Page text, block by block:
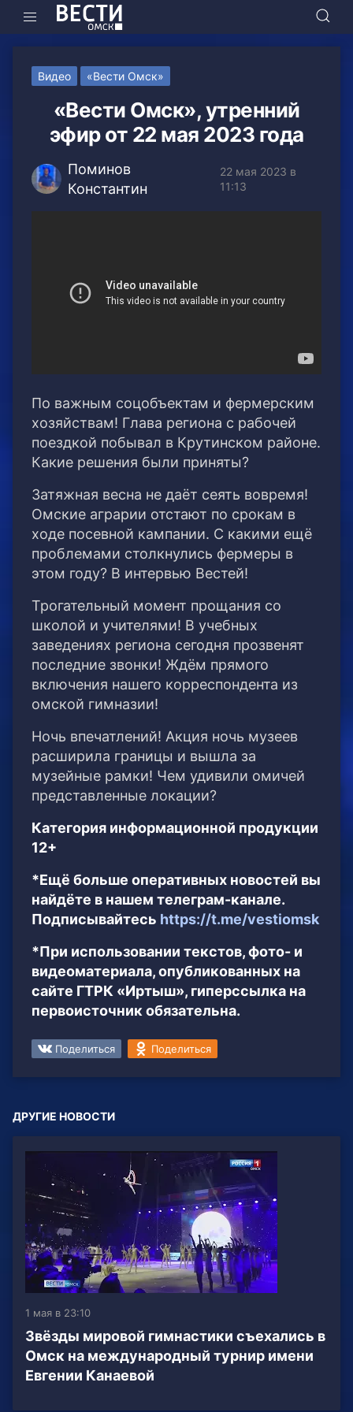
Видео «Вести Омск»
«Вести Омск», утренний
эфир от 22 мая 2023 года
Поминов
Константин
22 мая 2023 в
11:13
По важным соцобъектам и фермерским
хозяйствам! Глава региона с рабочей
поездкой побывал в Крутинском районе.
Какие решения были приняты?
Затяжная весна не даёт сеять вовремя!
Омские аграрии отстают по срокам в
ходе посевной кампании. С какими ещё
проблемами столкнулись фермеры в
этом году? В интервью Вестей!
Трогательный момент прощания со
школой и учителями! В учебных
заведениях региона сегодня прозвенят
последние звонки! Ждём прямого
включения нашего корреспондента из
омской гимназии!
Ночь впечатлений! Акция ночь музеев
расширила границы и вышла за
музейные рамки! Чем удивили омичей
представленные локации?
Категория информационной продукции
12+
*Ещё больше оперативных новостей вы
найдёте в нашем телеграм-канале.
Подписывайтесь https://t.me/vestiomsk
*При использовании текстов, фото- и
видеоматериала, опубликованных на
сайте ГТРК «Иртыш», гиперссылка на
первоисточник обязательна.
Поделиться Поделиться
ДРУГИЕ НОВОСТИ
1 мая в 23:10
Звёзды мировой гимнастики съехались в
Омск на международный турнир имени
Евгении Канаевой